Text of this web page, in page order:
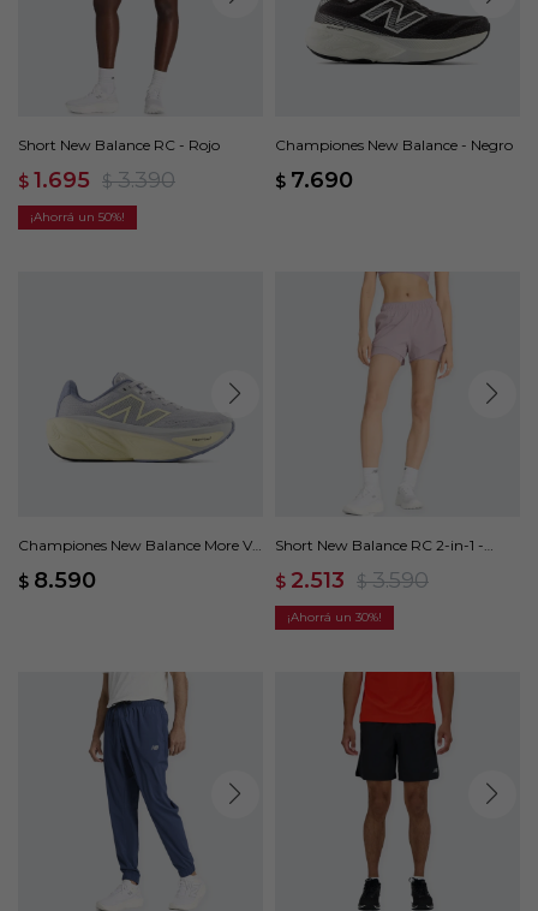
Short New Balance RC - Rojo
$ 1.695 $ 3.390
50
Championes New Balance - Negro
$ 7.690
Championes New Balance More V5
$ 8.590
Short New Balance RC 2-in-1 -
$ 2.513 $ 3.590
30